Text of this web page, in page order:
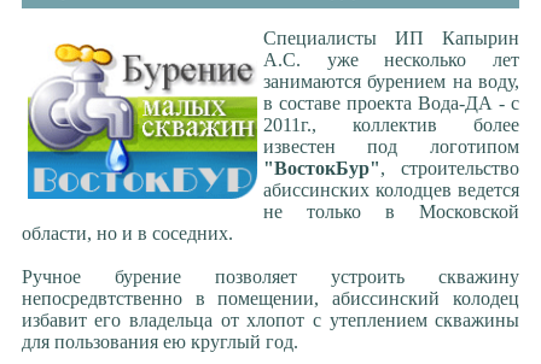
Специалисты ИП Капырин
А.С. уже несколько лет
занимаются бурением на воду,
в составе проекта Вода-ДА - с
2011г., коллектив более
известен под логотипом
"ВостокБур", строительство
абиссинских колодцев ведется
не только в Московской
области, но и в соседних.
Ручное бурение позволяет устроить скважину
непосредвтственно в помещении, абиссинский колодец
избавит его владельца от хлопот с утеплением скважины
для пользования ею круглый год.